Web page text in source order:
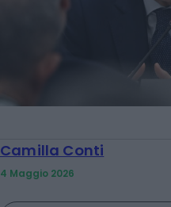
Camilla Conti
4 Maggio 2026